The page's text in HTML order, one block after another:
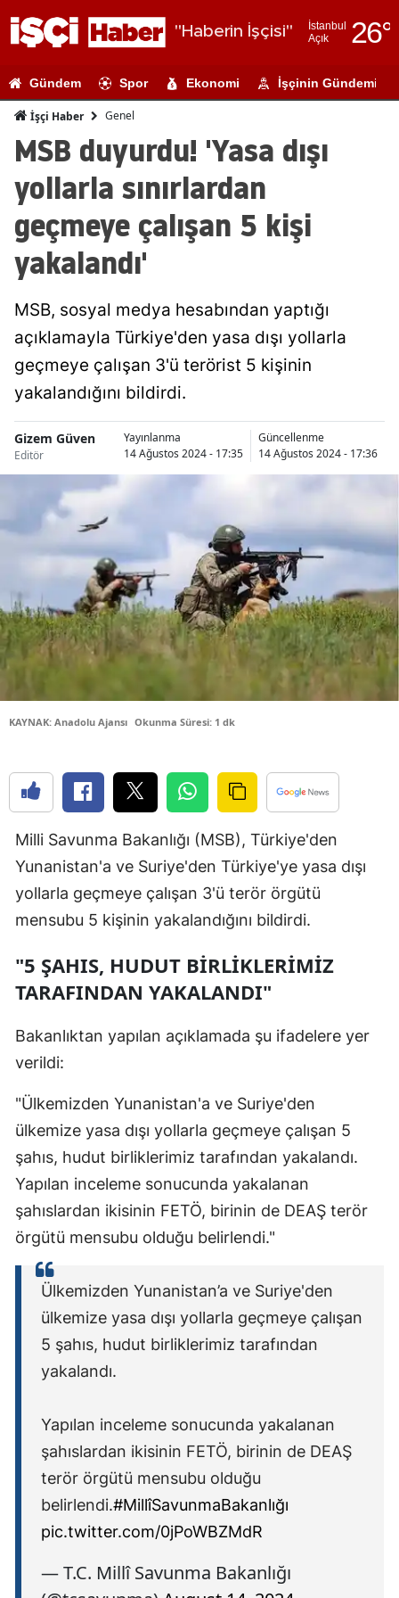
"Haberin İşçisi"
İstanbul
Açık
26°
Adıyaman
Ağrı
Artvin
Aydın
Bilecik
Bingöl
Bolu
Bursa
Çanakkale
Çankırı
Elazığ
Eskişehir
Giresun
Hatay
Mersin
İzmir
Kars
Kırklareli
Gündem Spor Ekonomi İşçinin Gündemi
İşçi Haber Genel
MSB duyurdu! 'Yasa dışı
yollarla sınırlardan
geçmeye çalışan 5 kişi
yakalandı'
MSB, sosyal medya hesabından yaptığı
açıklamayla Türkiye'den yasa dışı yollarla
geçmeye çalışan 3'ü terörist 5 kişinin
yakalandığını bildirdi.
Gizem Güven
Editör
Yayınlanma
14 Ağustos 2024 - 17:35
Güncellenme
14 Ağustos 2024 - 17:36
KAYNAK: Anadolu Ajansı Okunma Süresi: 1 dk
Milli Savunma Bakanlığı (MSB), Türkiye'den
Yunanistan'a ve Suriye'den Türkiye'ye yasa dışı
yollarla geçmeye çalışan 3'ü terör örgütü
mensubu 5 kişinin yakalandığını bildirdi.
"5 ŞAHIS, HUDUT BİRLİKLERİMİZ
TARAFINDAN YAKALANDI"
Bakanlıktan yapılan açıklamada şu ifadelere yer
verildi:
"Ülkemizden Yunanistan'a ve Suriye'den
ülkemize yasa dışı yollarla geçmeye çalışan 5
şahıs, hudut birliklerimiz tarafından yakalandı.
Yapılan inceleme sonucunda yakalanan
şahıslardan ikisinin FETÖ, birinin de DEAŞ terör
örgütü mensubu olduğu belirlendi."
Ülkemizden Yunanistan’a ve Suriye'den
ülkemize yasa dışı yollarla geçmeye çalışan
5 şahıs, hudut birliklerimiz tarafından
yakalandı.
Yapılan inceleme sonucunda yakalanan
şahıslardan ikisinin FETÖ, birinin de DEAŞ
terör örgütü mensubu olduğu
belirlendi.#MillîSavunmaBakanlığı
pic.twitter.com/0jPoWBZMdR
— T.C. Millî Savunma Bakanlığı